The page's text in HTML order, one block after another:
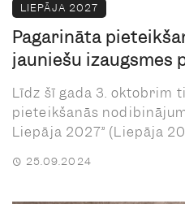
LIEPĀJA 2027
Pagarināta
jauniešu izaugsmes
Līdz šī gada 3. oktobrim
pieteikšanās
Liepāja 2027” (Liepāja
25.09.2024